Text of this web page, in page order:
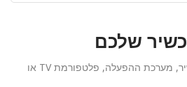
שלכם
פתחו דף FAQ ממוקד למכשיר, מערכת ההפעלה, פלטפורמת TV או